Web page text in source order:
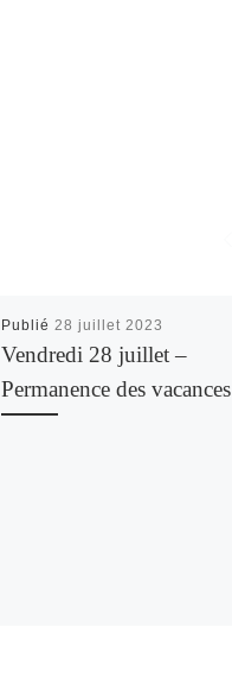
Publié 28 juillet 2023
Vendredi 28 juillet –
Permanence des vacances